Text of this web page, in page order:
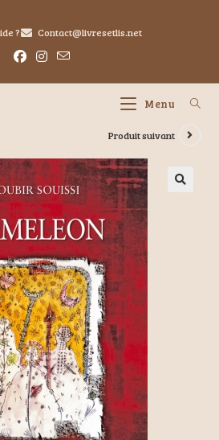
? Contact@livresetlis.net
Menu
Produit suivant